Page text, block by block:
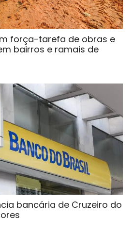
força-tarefa de obras e
bairros e ramais de
bancária de Cruzeiro do